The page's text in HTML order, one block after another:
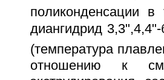
поликонденсации
диангидрид
(температура
отношению к